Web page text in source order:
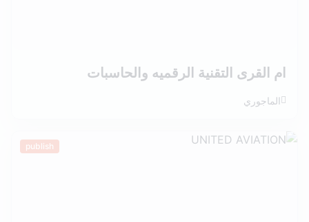
ام القرى التقنية الرقميه والحاسبات
الماجوري
publish